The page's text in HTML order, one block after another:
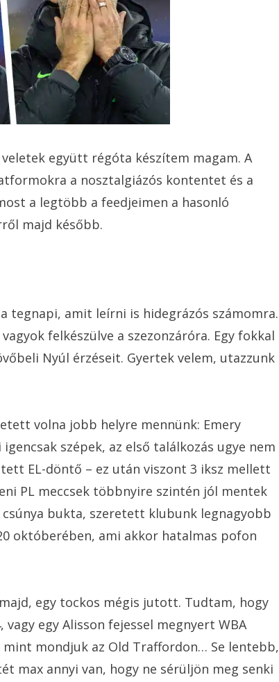
együtt régóta készítem magam. A
a nosztalgiázós kontentet és a
a legtöbb a feedjeimen a hasonló
majd később.
tegnapi, amit leírni is hidegrázós számomra.
felkészülve a szezonzáróra. Egy fokkal
Nyúl érzéseit. Gyertek velem, utazzunk
volna jobb helyre mennünk: Emery
szépek, az első találkozás ugye nem
EL-döntő – ez után viszont 3 iksz mellett
PL meccsek többnyire szintén jól mentek
bukta, szeretett klubunk legnagyobb
októberében, ami akkor hatalmas pofon
egy tockos mégis jutott. Tudtam, hogy
egy Alisson fejessel megnyert WBA
mondjuk az Old Traffordon… Se lentebb,
max annyi van, hogy ne sérüljön meg senki